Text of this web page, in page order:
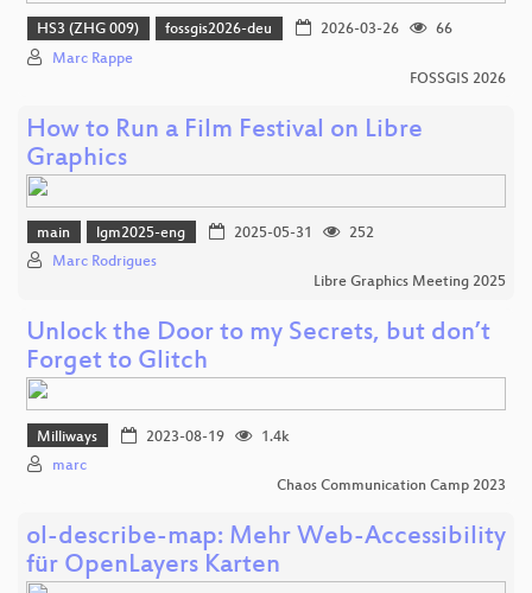
HS3 (ZHG 009) fossgis2026-deu 2026-03-26
66
Marc Rappe
FOSSGIS 2026
How to Run a Film Festival on Libre
Graphics
main lgm2025-eng 2025-05-31
252
Marc Rodrigues
Libre Graphics Meeting 2025
Unlock the Door to my Secrets, but don’t
Forget to Glitch
Milliways 2023-08-19
1.4k
marc
Chaos Communication Camp 2023
ol-describe-map: Mehr Web-Accessibility
für OpenLayers Karten